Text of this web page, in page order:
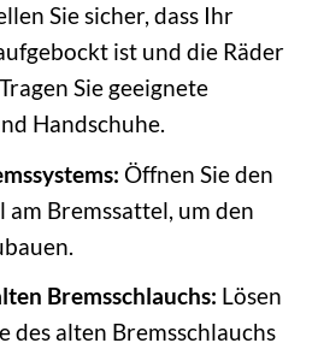
Sie sicher, dass Ihr
ist und die Räder
Sie geeignete
Handschuhe.
Öffnen Sie den
Bremssattel, um den
Bremsschlauchs: Lösen
des alten Bremsschlauchs